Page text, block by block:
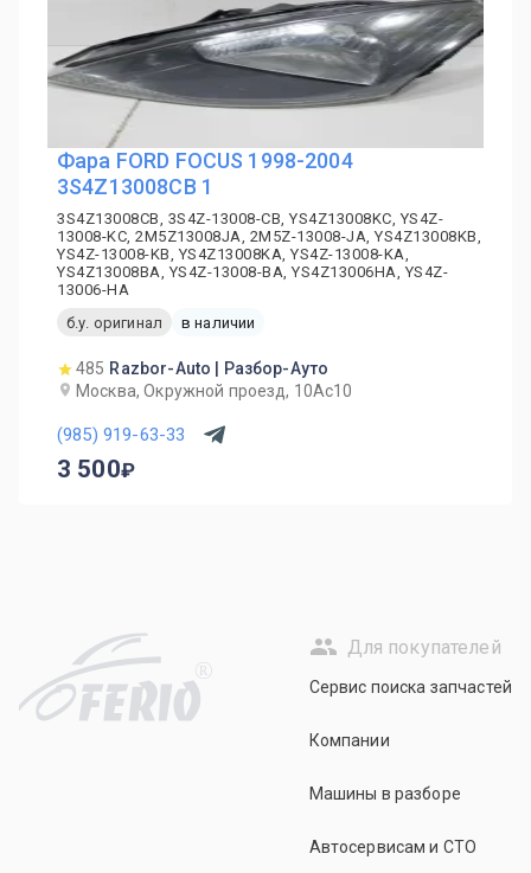
Фара FORD FOCUS 1998-2004
3S4Z13008CB 1
3S4Z13008CB, 3S4Z-13008-CB, YS4Z13008KC, YS4Z-
13008-KC, 2M5Z13008JA, 2M5Z-13008-JA, YS4Z13008KB,
YS4Z-13008-KB, YS4Z13008KA, YS4Z-13008-KA,
YS4Z13008BA, YS4Z-13008-BA, YS4Z13006HA, YS4Z-
13006-HA
б.у. оригинал
в наличии
485 Razbor-Auto | Разбор-Ауто
Москва, Окружной проезд, 10Ас10
(985) 919-63-33
3 500
R
Для покупателей
Сервис поиска запчастей
Компании
Машины в разборе
Автосервисам и СТО